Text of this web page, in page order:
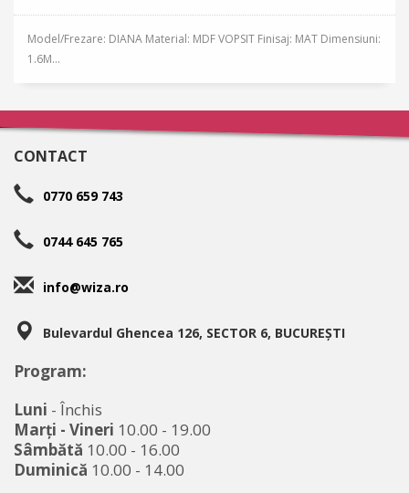
Model/Frezare: DIANA Material: MDF VOPSIT Finisaj: MAT Dimensiuni:
1.6M...
CONTACT
0770 659 743
0744 645 765
info@wiza.ro
Bulevardul Ghencea 126, SECTOR 6, BUCUREȘTI
Program:
Luni - Închis
Marţi - Vineri 10.00 - 19.00
Sâmbătă 10.00 - 16.00
Duminică 10.00 - 14.00